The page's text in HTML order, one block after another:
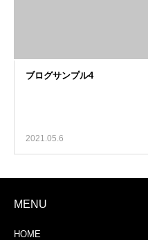
2021.05.6
MENU
HOME